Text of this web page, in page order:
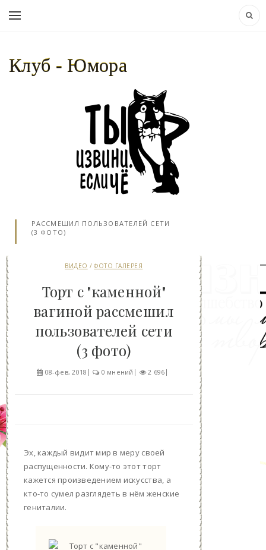
Клуб - Юмора
РАССМЕШИЛ ПОЛЬЗОВАТЕЛЕЙ СЕТИ
(3 ФОТО)
ВИДЕО /ФОТО ГАЛЕРЕЯ
Торт с "каменной"
вагиной рассмешил
пользователей сети
(3 фото)
08-фев, 2018 0 мнений 2 696
Эх, каждый видит мир в меру своей
распущенности. Кому-то этот торт
кажется произведением искусства, а
кто-то сумел разглядеть в нём женские
гениталии.